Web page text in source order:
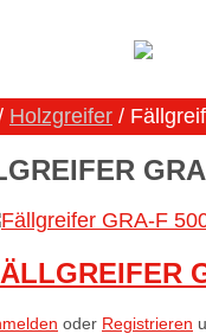
Holzgreifer /
oder Registrieren